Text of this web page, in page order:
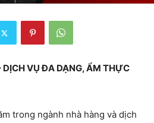
DỊCH VỤ ĐA DẠNG, ẨM THỰC
trong ngành nhà hàng và dịch